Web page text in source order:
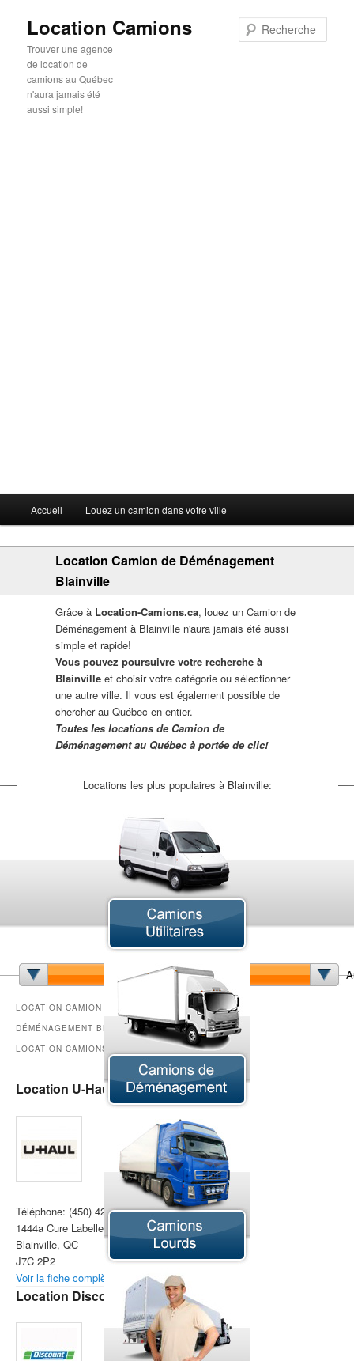
Location Camions
Trouver une agence
de location de
camions au Québec
n'aura jamais été
aussi simple!
Aller au contenu principal
Aller au contenu secondaire
Accueil Louez un camion dans votre ville
Location Camion de Déménagement
Blainville
Grâce à Location-Camions.ca, louez un Camion de
Déménagement à Blainville n'aura jamais été aussi
simple et rapide!
Vous pouvez poursuivre votre recherche à
Blainville et choisir votre catégorie ou sélectionner
une autre ville. Il vous est également possible de
chercher au Québec en entier.
Toutes les locations de Camion de
Déménagement au Québec à portée de clic!
Locations les plus populaires à Blainville:
Camion Articulé
Camion Cube
Camion de Déménagement
Camion Pick-up
Camion Sport VUS
Fougonnette
LOCATION CAMION DE
DÉMÉNAGEMENT BLAINVILLE -
LOCATION CAMIONS
Location U-Haul Blainville
Téléphone: (450) 420-2622
1444a Cure Labelle
Blainville, QC
J7C 2P2
Voir la fiche complète »
Location Discount Blainville